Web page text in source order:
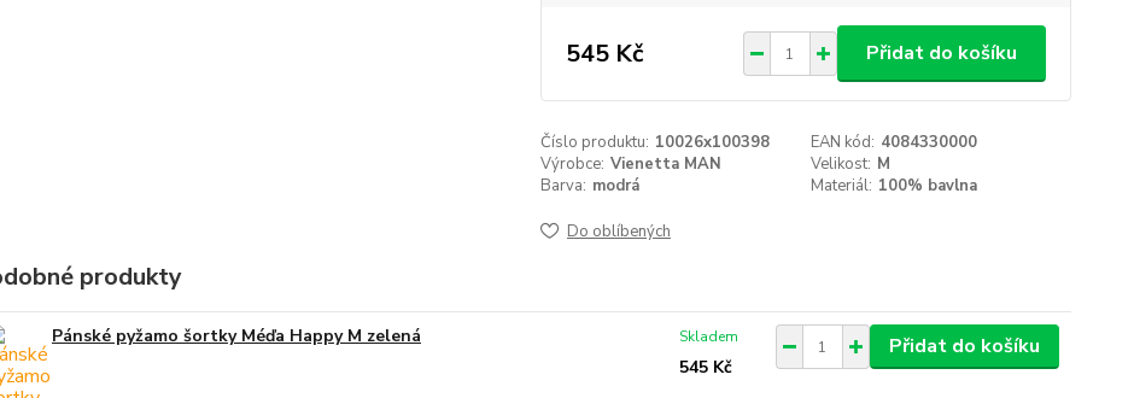
545 Kč Přidat do košíku
Číslo produktu: 10026x100398 EAN kód: 4084330000
Výrobce: Vienetta MAN Velikost: M
Barva: modrá Materiál: 100% bavlna
Do oblíbených
produkty
Pánské pyžamo šortky Méďa Happy M zelená
545 Kč
Skladem Přidat do košíku